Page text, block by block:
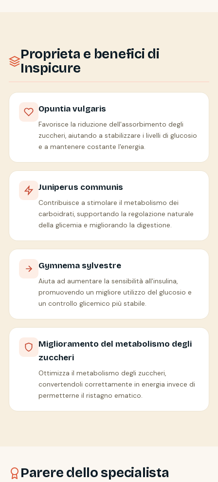
Proprieta e benefici di
Inspicure
Opuntia vulgaris
Favorisce la riduzione dell'assorbimento degli
zuccheri, aiutando a stabilizzare i livelli di glucosio
e a mantenere costante l'energia.
Juniperus communis
Contribuisce a stimolare il metabolismo dei
carboidrati, supportando la regolazione naturale
della glicemia e migliorando la digestione.
Gymnema sylvestre
Aiuta ad aumentare la sensibilità all'insulina,
promuovendo un migliore utilizzo del glucosio e
un controllo glicemico più stabile.
Miglioramento del metabolismo degli
zuccheri
Ottimizza il metabolismo degli zuccheri,
convertendoli correttamente in energia invece di
permetterne il ristagno ematico.
Parere dello specialista